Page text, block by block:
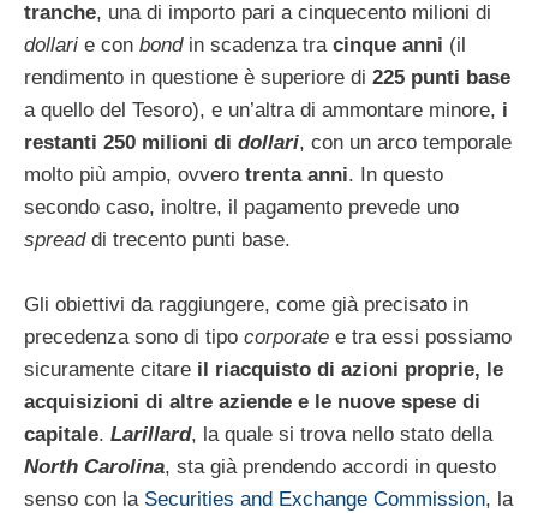
tranche, una di importo pari a cinquecento milioni di
dollari e con bondin scadenza tra cinque anni (il
rendimento in questione è superiore di 225 punti base
a quello del Tesoro), e un’altra di ammontare minore, i
restanti 250 milioni di dollari, con un arco temporale
molto più ampio, ovvero trenta anni. In questo
secondo caso, inoltre, il pagamento prevede uno
spreaddi trecento punti base.
Gli obiettivi da raggiungere, come già precisato in
precedenza sono di tipo corporate e tra essi possiamo
sicuramente citare il riacquisto di azioni proprie, le
acquisizioni di altre aziende e le nuove spese di
capitale. Larillard, la quale si trova nello stato della
North Carolina, sta già prendendo accordi in questo
senso con la Securities and Exchange Commission, la